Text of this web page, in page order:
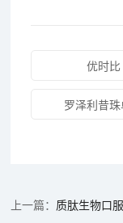
优时比
罗泽利昔
质肽生物口服